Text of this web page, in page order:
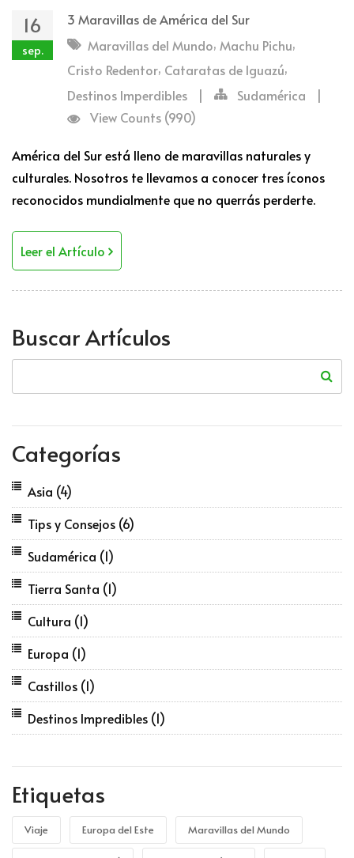
16
sep.
3 Maravillas de América del Sur
Maravillas del Mundo, Machu Pichu,
Cristo Redentor, Cataratas de Iguazú,
Destinos Imperdibles
| Sudamérica
|
View Counts (990)
América del Sur está lleno de maravillas naturales y
culturales. Nosotros te llevamos a conocer tres íconos
reconocidos mundialmente que no querrás perderte.
Leer el Artículo
Buscar Artículos
Categorías
Asia (4)
Tips y Consejos (6)
Sudamérica (1)
Tierra Santa (1)
Cultura (1)
Europa (1)
Castillos (1)
Destinos Impredibles (1)
Etiquetas
Viaje Europa del Este Maravillas del Mundo